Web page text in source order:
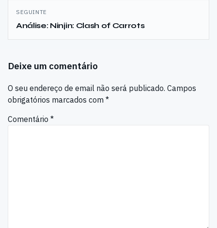
SEGUINTE
Análise: Ninjin: Clash of Carrots
Deixe um comentário
O seu endereço de email não será publicado. Campos
obrigatórios marcados com *
Comentário *